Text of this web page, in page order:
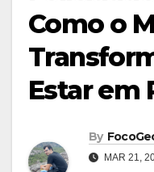
Como o
Estar em
By
MAR 21,